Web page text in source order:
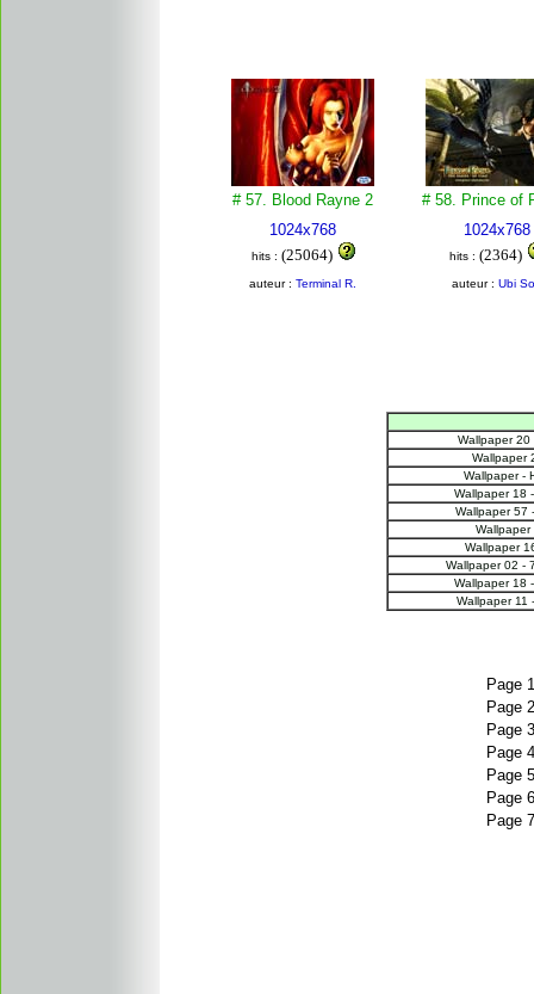
# 57. Blood Rayne 2
1024x768
hits : (25064)
auteur : Terminal R.
# 58. Prince of
1024x768
hits : (2364)
auteur : Ubi
Wallpaper 20
Wallpaper
Wallpaper -
Wallpaper 18
Wallpaper 57
Wallpaper
Wallpaper 02 -
Wallpaper 18
Wallpaper 11
Page 1
Page 2
Page 3
Page 4
Page 5
Page 6
Page 7